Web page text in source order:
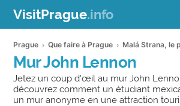
VisitPrague.info
Prague Que faire à Prague Malá Strana, le
Mur John Lennon
Jetez un coup d'œil au mur John
découvrez comment un étudiant
un mur anonyme en une attraction